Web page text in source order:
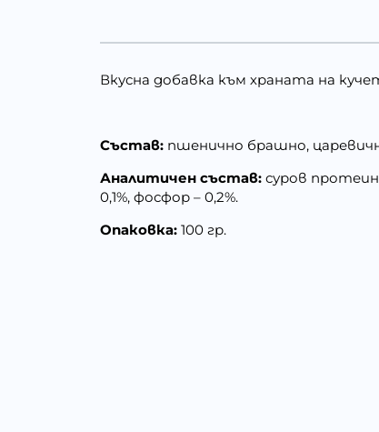
Вкусна добавка към храната на
Състав: пшенично брашно,
Аналитичен състав: суров протеин
0,1%, фосфор – 0,2%.
Опаковка: 100 гр.